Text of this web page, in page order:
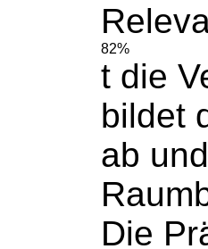
82%
t die
bildet
ab
Die